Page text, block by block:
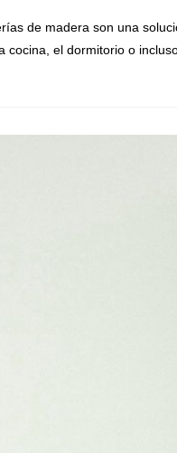
de madera son una
cocina, el dormitorio o